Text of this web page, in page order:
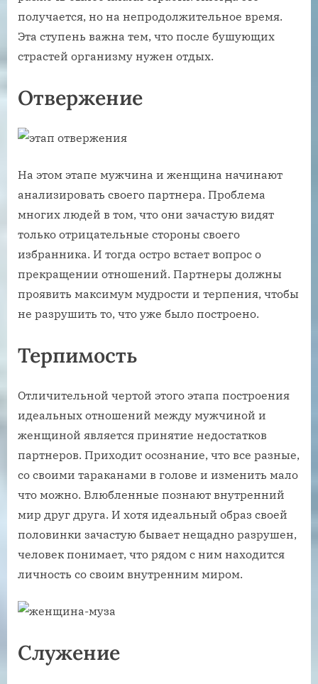
получается, но на непродолжительное время.
Эта ступень важна тем, что после бушующих
страстей организму нужен отдых.
Отвержение
На этом этапе мужчина и женщина начинают
анализировать своего партнера. Проблема
многих людей в том, что они зачастую видят
только отрицательные стороны своего
избранника. И тогда остро встает вопрос о
прекращении отношений. Партнеры должны
проявить максимум мудрости и терпения, чтобы
не разрушить то, что уже было построено.
Терпимость
Отличительной чертой этого этапа построения
идеальных отношений между мужчиной и
женщиной является принятие недостатков
партнеров. Приходит осознание, что все разные,
со своими тараканами в голове и изменить мало
что можно. Влюбленные познают внутренний
мир друг друга. И хотя идеальный образ своей
половинки зачастую бывает нещадно разрушен,
человек понимает, что рядом с ним находится
личность со своим внутренним миром.
Служение